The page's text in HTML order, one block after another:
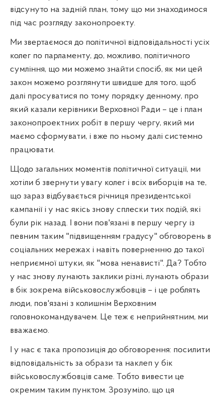
відсунуто на задній план, тому що ми знаходимося
під час розгляду законопроекту.
Ми звертаємося до політичної відповідальності усіх
колег по парламенту, до, можливо, політичного
сумління, що ми можемо знайти спосіб, як ми цей
закон можемо розглянути швидше для того, щоб
далі просуватися по тому порядку денному, про
який казали керівники Верховної Ради – це і план
законопроектних робіт в першу чергу, який ми
маємо сформувати, і вже по ньому далі системно
працювати.
Щодо загальних моментів політичної ситуації, ми
хотіли б звернути увагу колег і всіх виборців на те,
що зараз відбувається річниця президентської
кампанії і у нас якісь знову сплески тих подій, які
були рік назад. І вони пов'язані в першу чергу із
певним таким "підвищенням градусу" обговорень в
соціальних мережах і навіть поверненню до такої
неприємної штуки, як "мова ненависті". Да? Тобто
у нас знову лунають заклики різні, лунають образи
в бік зокрема військовослужбовців – і це роблять
люди, пов'язані з колишнім Верховним
головнокомандувачем. Це теж є неприйнятним, ми
вважаємо.
І у нас є така пропозиція до обговорення: посилити
відповідальність за образи та наклеп у бік
військовослужбовців саме. Тобто вивести це
окремим таким пунктом. Зрозуміло, що ця